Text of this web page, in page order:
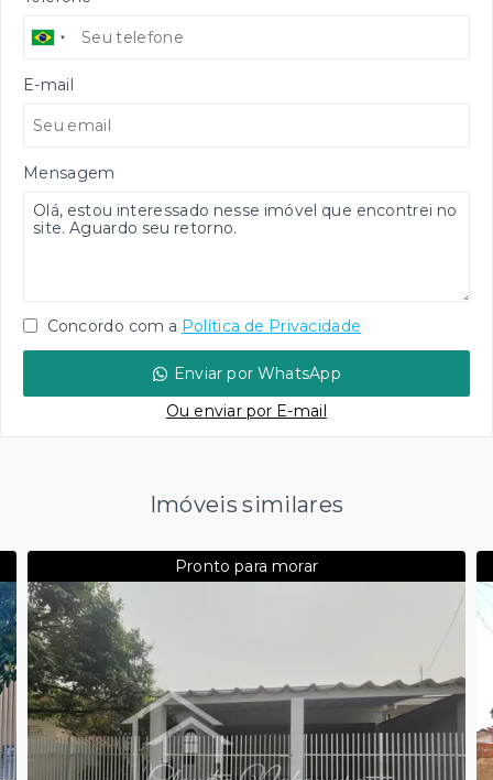
E-mail
Mensagem
Concordo com a Política de Privacidade
Enviar por WhatsApp
Ou enviar por E-mail
Imóveis similares
Pronto para morar